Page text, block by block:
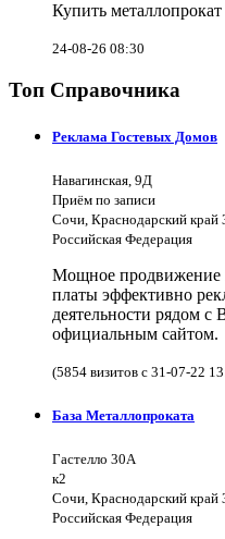
Купить
24-08-26 08:30
Топ Справочника
Реклама Гостевых Домов
Навагинская, 9Д
Приём по записи
Сочи, Краснодарский край
Российская Федерация
Мощное продвижение
платы эффективно
деятельности рядом
официальным сайтом.
(5854 визитов с 31-07-22
База Металлопроката
Гастелло 30А
к2
Сочи, Краснодарский край
Российская Федерация